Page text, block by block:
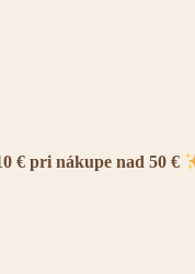
€ pri nákupe nad 50 €